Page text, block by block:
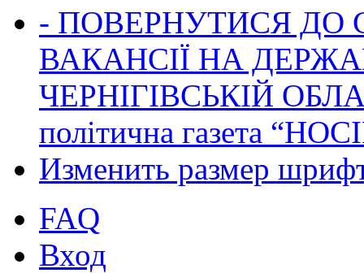
- ПОВЕРНУТИСЯ ДО
ВАКАНСІЇ НА
ЧЕРНІГІВСЬКІЙ
політична газета
Изменить размер
FAQ
Вход